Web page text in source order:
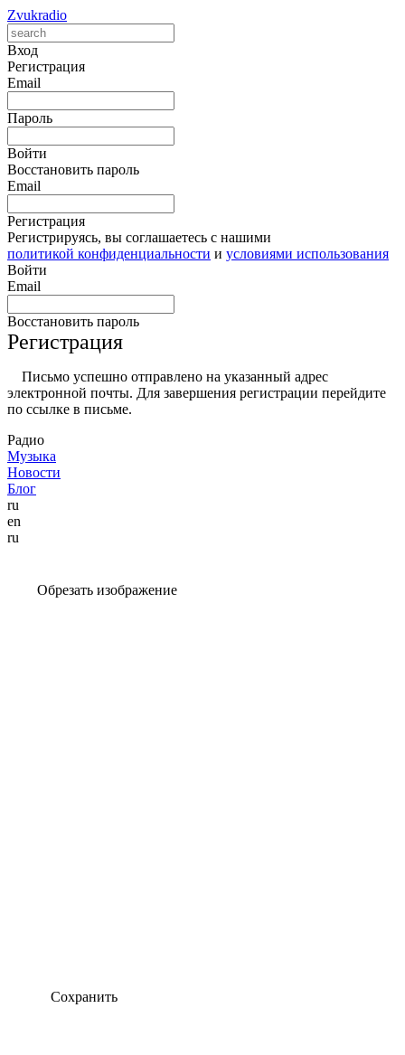
Zvukradio
Вход
Регистрация
Email
Пароль
Войти
Восстановить пароль
Email
Регистрация
Регистрируясь, вы соглашаетесь с нашими
политикой конфиденциальности и условиями использования
Войти
Email
Восстановить пароль
Регистрация
Письмо успешно отправлено на указанный адрес
электронной почты. Для завершения регистрации перейдите
по ссылке в письме.
Радио
Музыка
Новости
Блог
ru
en
ru
Обрезать изображение
Сохранить